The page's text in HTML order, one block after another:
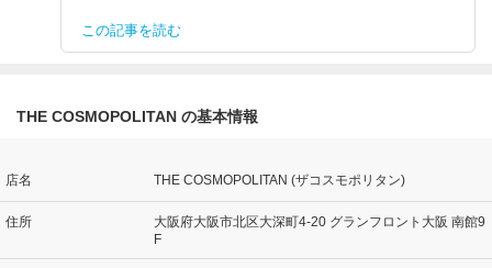
この記事を読む
THE COSMOPOLITAN の基本情報
店名 THE COSMOPOLITAN (ザコスモポリタン)
住所
大阪府大阪市北区大深町4-20 グランフロント大阪 南館9
F